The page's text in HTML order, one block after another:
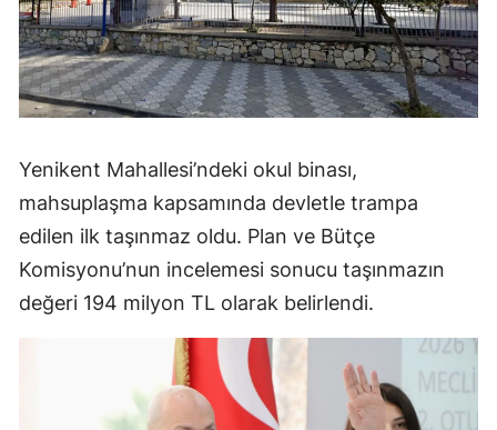
Yenikent Mahallesi’ndeki okul binası,
mahsuplaşma kapsamında devletle trampa
edilen ilk taşınmaz oldu. Plan ve Bütçe
Komisyonu’nun incelemesi sonucu taşınmazın
değeri 194 milyon TL olarak belirlendi.